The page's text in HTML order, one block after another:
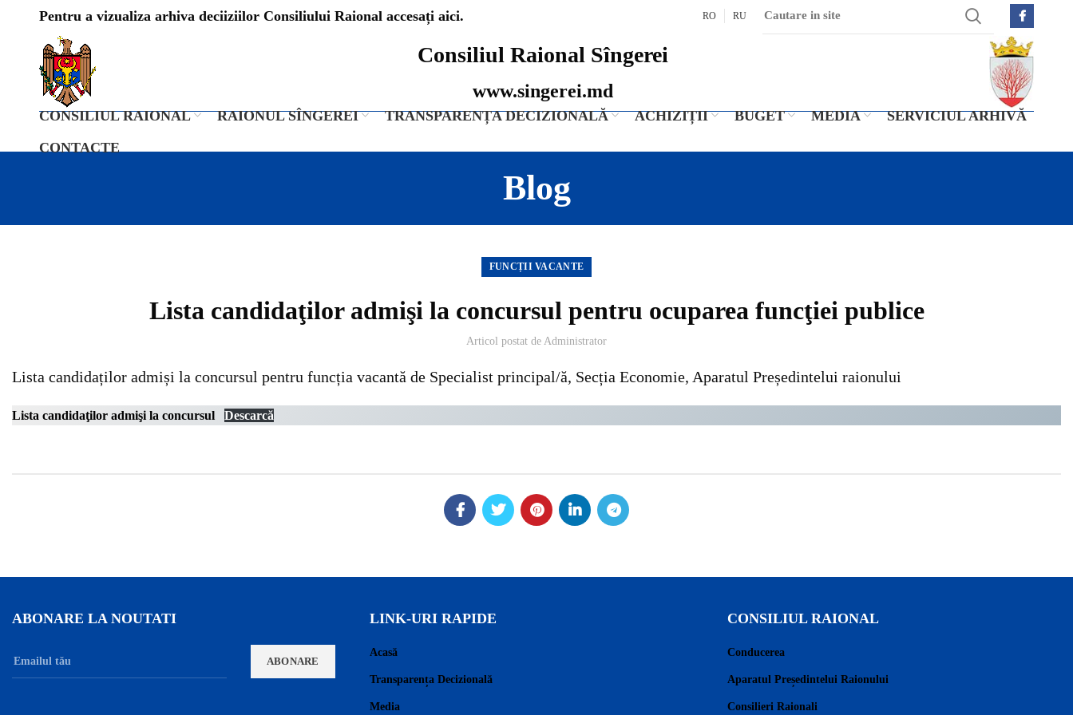
Pentru a vizualiza arhiva deciiziilor Consiliului Raional accesați aici. RO RU
Consiliul Raional Sîngerei
www.singerei.md
CONSILIUL RAIONAL RAIONUL SÎNGEREI TRANSPARENȚA DECIZIONALĂ ACHIZIȚII BUGET MEDIA
SERVICIUL ARHIVĂ
CONTACTE
Blog
FUNCȚII VACANTE
Lista candidaţilor admişi la concursul pentru ocuparea funcţiei publice
Articol postat de Administrator
Lista candidaților admiși la concursul pentru funcția vacantă de Specialist principal/ă, Secția Economie, Aparatul Președintelui raionului
Lista candidaţilor admişi la concursul Descarcă
ABONARE LA NOUTATI LINK-URI RAPIDE
Acasă
Transparența Decizională
Media
CONSILIUL RAIONAL
Conducerea
Aparatul Președintelui Raionului
Consilieri Raionali